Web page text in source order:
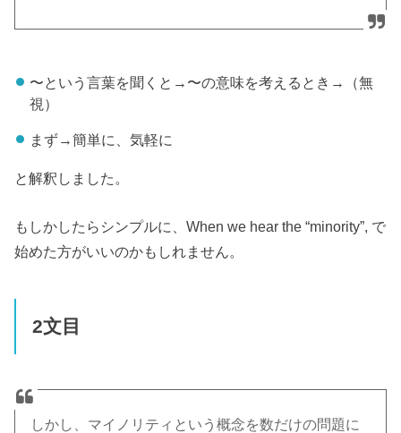
〜という言葉を聞くと→〜の意味を考えるとき→（無
視）
まず→簡単に、気軽に
と解釈しました。
もしかしたらシンプルに、When we hear the “minority”, で
始めた方がいいのかもしれません。
2文目
しかし、マイノリティという概念を数だけの問題に